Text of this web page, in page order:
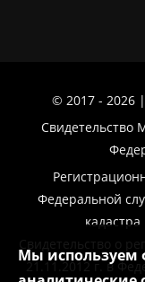
© 2017 - 2026 |
Свидетельство
Федеральной
Свидетельство о
21.11.2012 г. в
Мы используем